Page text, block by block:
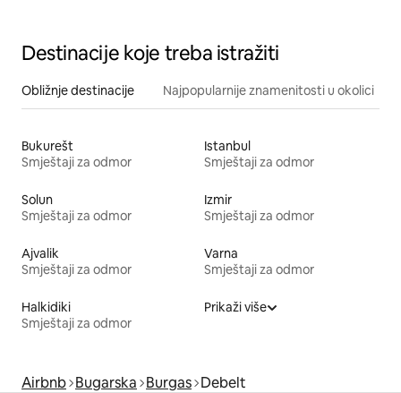
Destinacije koje treba istražiti
Obližnje destinacije Najpopularnije znamenitosti u okolici
Bukurešt
Smještaji za odmor
Istanbul
Smještaji za odmor
Solun
Smještaji za odmor
Izmir
Smještaji za odmor
Ajvalik
Smještaji za odmor
Varna
Smještaji za odmor
Halkidiki
Smještaji za odmor
Prikaži više
Airbnb Bugarska Burgas Debelt